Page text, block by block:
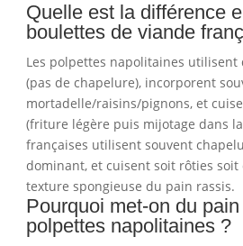
Quelle est la différence
boulettes de viande
Les polpettes napolitaines
(pas de chapelure), incorporent
mortadelle/raisins/pignons, et
(friture légère puis mijotage dans
françaises utilisent souvent
dominant, et cuisent soit rôties soit
texture spongieuse du pain rassis.
Pourquoi met-on du
polpettes napolitaines ?